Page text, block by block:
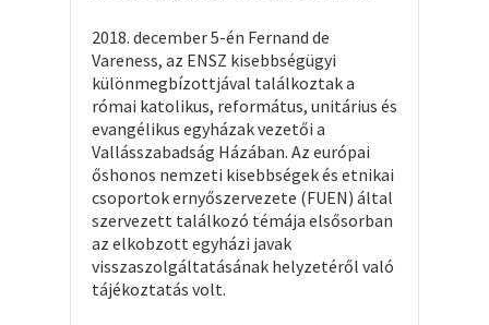
2018. december 5-én Fernand de
Vareness, az ENSZ kisebbségügyi
különmegbízottjával találkoztak a
római katolikus, református, unitárius és
evangélikus egyházak vezetői a
Vallásszabadság Házában. Az európai
őshonos nemzeti kisebbségek és etnikai
csoportok ernyőszervezete (FUEN) által
szervezett találkozó témája elsősorban
az elkobzott egyházi javak
visszaszolgáltatásának helyzetéről való
tájékoztatás volt.